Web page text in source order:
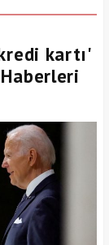
kartı'